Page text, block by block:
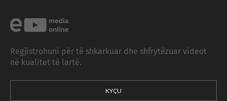
Regjistrohuni për të shkarkuar dhe shfrytëzuar videot
në kualitet të lartë.
KYÇU